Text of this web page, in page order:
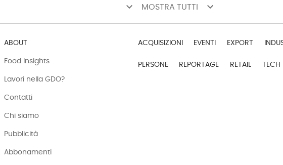
keyboard_arrow_down MOSTRA TUTTI keyboard_arrow_down
ABOUT
Food Insights
Lavori nella GDO?
Contatti
Chi siamo
Pubblicità
Abbonamenti
ACQUISIZIONI EVENTI EXPORT
PERSONE REPORTAGE RETAIL TECH